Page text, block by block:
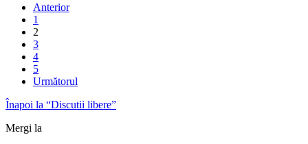
Anterior
1
2
3
4
5
Următorul
Înapoi la “Discutii libere”
Mergi la